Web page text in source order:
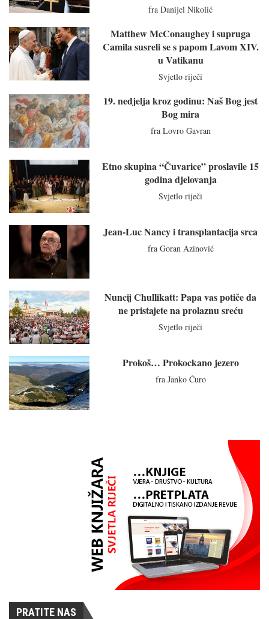
fra Danijel Nikolić
Matthew McConaughey i supruga
Camila susreli se s papom Lavom XIV.
u Vatikanu
Svjetlo riječi
19. nedjelja kroz godinu: Naš Bog jest
Bog mira
fra Lovro Gavran
Etno skupina “Čuvarice” proslavile 15
godina djelovanja
Svjetlo riječi
Jean-Luc Nancy i transplantacija srca
fra Goran Azinović
Nuncij Chullikatt: Papa vas potiče da
ne pristajete na prolaznu sreću
Svjetlo riječi
Prokoš… Prokockano jezero
fra Janko Ćuro
PRATITE NAS